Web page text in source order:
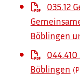
035.12
Böblingen
Böblingen